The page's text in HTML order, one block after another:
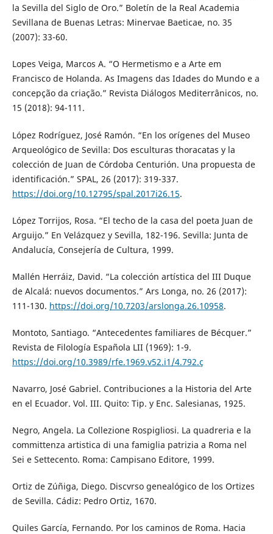
la Sevilla del Siglo de Oro.” Boletín de la Real Academia
Sevillana de Buenas Letras: Minervae Baeticae, no. 35
(2007): 33-60.
Lopes Veiga, Marcos A. “O Hermetismo e a Arte em
Francisco de Holanda. As Imagens das Idades do Mundo e a
concepção da criação.” Revista Diálogos Mediterrânicos, no.
15 (2018): 94-111.
López Rodríguez, José Ramón. “En los orígenes del Museo
Arqueológico de Sevilla: Dos esculturas thoracatas y la
colección de Juan de Córdoba Centurión. Una propuesta de
identificación.” SPAL, 26 (2017): 319-337.
https://doi.org/10.12795/spal.2017i26.15.
López Torrijos, Rosa. “El techo de la casa del poeta Juan de
Arguijo.” En Velázquez y Sevilla, 182-196. Sevilla: Junta de
Andalucía, Consejería de Cultura, 1999.
Mallén Herráiz, David. “La colección artística del III Duque
de Alcalá: nuevos documentos.” Ars Longa, no. 26 (2017):
111-130. https://doi.org/10.7203/arslonga.26.10958.
Montoto, Santiago. “Antecedentes familiares de Bécquer.”
Revista de Filología Española LII (1969): 1-9.
https://doi.org/10.3989/rfe.1969.v52.i1/4.792.ç
Navarro, José Gabriel. Contribuciones a la Historia del Arte
en el Ecuador. Vol. III. Quito: Tip. y Enc. Salesianas, 1925.
Negro, Angela. La Collezione Rospigliosi. La quadreria e la
committenza artistica di una famiglia patrizia a Roma nel
Sei e Settecento. Roma: Campisano Editore, 1999.
Ortiz de Zúñiga, Diego. Discvrso genealógico de los Ortizes
de Sevilla. Cádiz: Pedro Ortiz, 1670.
Quiles García, Fernando. Por los caminos de Roma. Hacia